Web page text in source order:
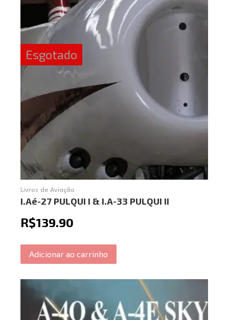
Esgotado
Livros de Aviação
I.Aé-27 PULQUI I & I.A-33 PULQUI II
R$139.90
Adicionar ao carrinho